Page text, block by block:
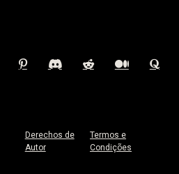
Derechos de
Autor
Termos e
Condições